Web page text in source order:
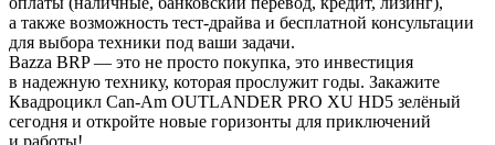
а также возможность тест-драйва и бесплатной консультации
для выбора техники под ваши задачи.
Bazza BRP — это не просто покупка, это инвестиция
в надежную технику, которая прослужит годы. Закажите
Квадроцикл Can-Am OUTLANDER PRO XU HD5 зелёный
сегодня и откройте новые горизонты для приключений
и работы!